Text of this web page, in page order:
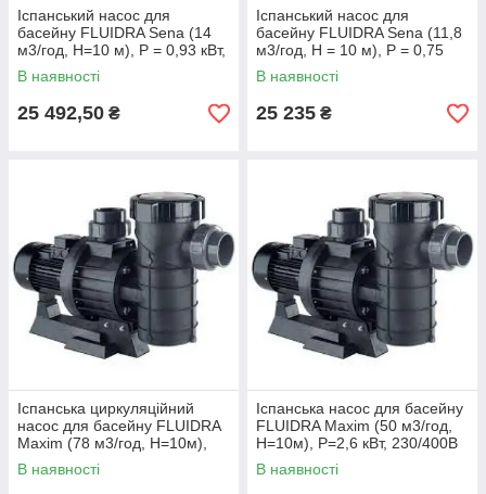
Іспанський насос для
басейну FLUIDRA Sena (14
м3/год, Н=10 м), P = 0,93 кВт,
230 В
В наявності
25 492,50 ₴
Іспанський насос для
басейну FLUIDRA Sena (11,8
м3/год, Н = 10 м), P = 0,75
кВт, 230 В
В наявності
25 235 ₴
Іспанська циркуляційний
насос для басейну FLUIDRA
Maxim (78 м3/год, Н=10м),
P=4,1 кВт, 230/400В
В наявності
Іспанська насос для басейну
FLUIDRA Maxim (50 м3/год,
Н=10м), P=2,6 кВт, 230/400В
В наявності